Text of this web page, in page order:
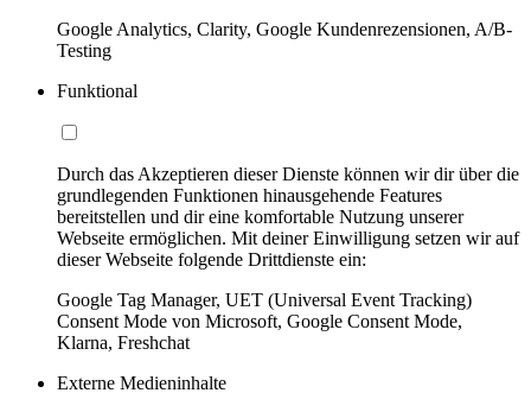
Google Analytics, Clarity, Google Kundenrezensionen, A/B-
Testing
Funktional
Durch das Akzeptieren dieser Dienste können wir dir über die
grundlegenden Funktionen hinausgehende Features
bereitstellen und dir eine komfortable Nutzung unserer
Webseite ermöglichen. Mit deiner Einwilligung setzen wir auf
dieser Webseite folgende Drittdienste ein:
Google Tag Manager, UET (Universal Event Tracking)
Consent Mode von Microsoft, Google Consent Mode,
Klarna, Freshchat
Externe Medieninhalte